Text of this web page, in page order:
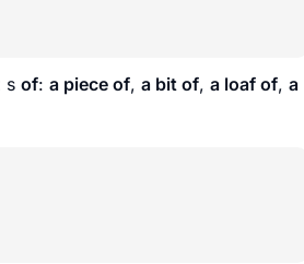
s of: a piece of, a bit of, a loaf of, a